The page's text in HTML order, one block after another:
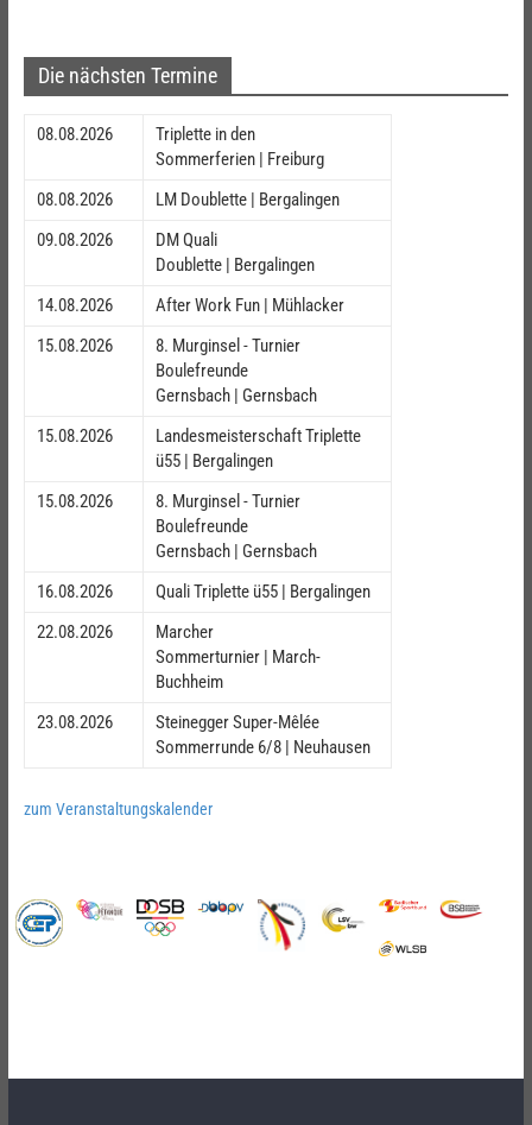
Die nächsten Termine
08.08.2026
Triplette in den
Sommerferien | Freiburg
08.08.2026
LM Doublette | Bergalingen
09.08.2026
DM Quali
Doublette | Bergalingen
14.08.2026
After Work Fun | Mühlacker
15.08.2026
8. Murginsel - Turnier
Boulefreunde
Gernsbach | Gernsbach
15.08.2026
Landesmeisterschaft Triplette
ü55 | Bergalingen
15.08.2026
8. Murginsel - Turnier
Boulefreunde
Gernsbach | Gernsbach
16.08.2026
Quali Triplette ü55 | Bergalingen
22.08.2026
Marcher
Sommerturnier | March-
Buchheim
23.08.2026
Steinegger Super-Mêlée
Sommerrunde 6/8 | Neuhausen
zum Veranstaltungskalender